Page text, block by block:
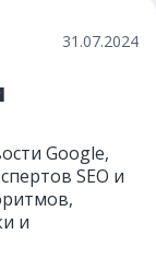
31.07.2024
Google,
SEO и
и